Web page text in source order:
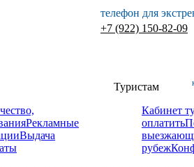
телефон для
+7 (922) 150-82-09
Рекламные
Выдача
Туристам
Кабинет
оплатить
рубеж